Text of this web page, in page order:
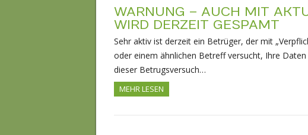
WARNUNG – AUCH MIT
WIRD DERZEIT GESPAMT
Sehr aktiv ist derzeit ein Betrüger, der mit
oder einem ähnlichen Betreff versucht, Ihre
dieser Betrugsversuch…
MEHR LESEN